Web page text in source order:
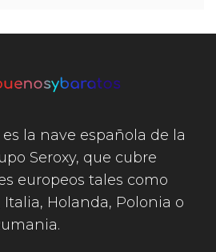
la nave española de la
Seroxy, que cubre
europeos tales como
Holanda, Polonia o